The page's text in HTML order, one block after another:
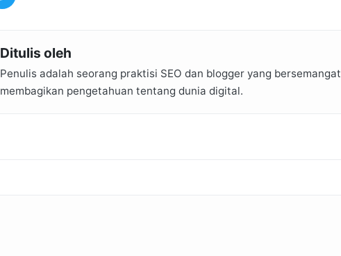
Ditulis oleh
Penulis adalah seorang praktisi SEO dan blogger yang bersemangat
membagikan pengetahuan tentang dunia digital.